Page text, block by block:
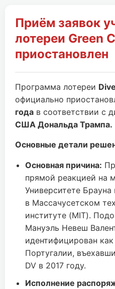
Приём заявок
лотереи Green
приостановлен
Программа лотереи
официально
года в соответствии с
США Дональда Трампа.
Основные детали
Основная причина:
прямой реакцией на
Университете
в Массачусетском
институте (MIT).
Мануэль Невеш
идентифицирован
Португалии,
DV в 2017 году.
Исполнение